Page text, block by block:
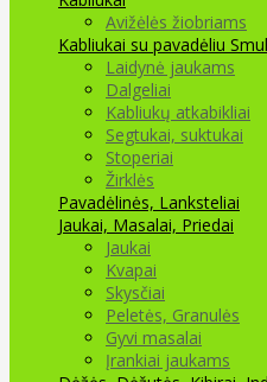
Avižėlės žiobriams
Kabliukai su pavadėliu
Laidynė jaukams
Dalgeliai
Kabliukų atkabikliai
Segtukai, suktukai
Stoperiai
Žirklės
Pavadėlinės, Lanksteliai
Jaukai, Masalai, Priedai
Jaukai
Kvapai
Skysčiai
Peletės, Granulės
Gyvi masalai
Įrankiai jaukams